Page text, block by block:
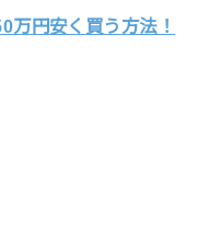
万円安く買う方法！